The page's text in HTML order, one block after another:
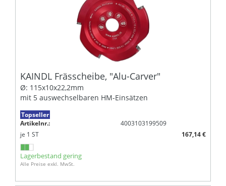
KAINDL Frässcheibe, "Alu-Carver"
Ø: 115x10x22,2mm
mit 5 auswechselbaren HM-Einsätzen
Topseller
Artikelnr.:
4003103199509
je 1 ST 167,14 €
Lagerbestand gering
Alle Preise exkl. MwSt.